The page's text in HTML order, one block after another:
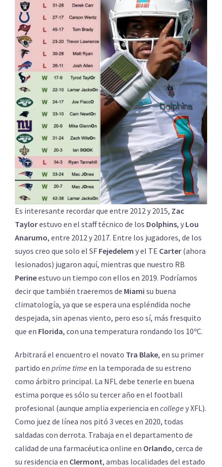
Es interesante recordar que entre 2012 y 2015, Zac
Taylorestuvo en el staff técnico de los Dolphins, y Lou
Anarumo, entre 2012 y 2017. Entre los jugadores, de los
suyos creo que solo el SF Fejedelem y el TE Carter (ahora
lesionados) jugaron aquí, mientras que nuestro RB
Perineestuvo un tiempo con ellos en 2019. Podríamos
decir que también traeremos de Miami su buena
climatología, ya que se espera una espléndida noche
despejada, sin apenas viento, pero eso sí, más fresquito
que en Florida, con una temperatura rondando los 10ºC.
Arbitrará el encuentro el novato Tra Blake, en su primer
partido en prime time en la temporada de su estreno
como árbitro principal. La NFL debe tenerle en buena
estima porque es sólo su tercer año en el football
profesional (aunque amplia experiencia en college y XFL).
Como juez de línea nos pitó 3 veces en 2020, todas
saldadas con derrota. Trabaja en el departamento de
calidad de una farmacéutica online en Orlando, cerca de
su residencia en Clermont, ambas localidades del estado